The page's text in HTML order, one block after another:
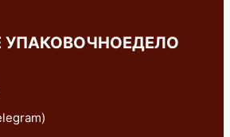
УПАКОВОЧНОЕДЕЛО